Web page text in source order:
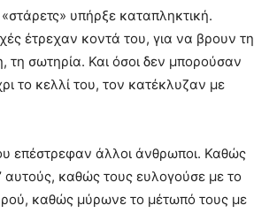
υπήρξε καταπληκτική.
έτρεχαν κοντά του, για να βρουν τη
τη σωτηρία. Και όσοι δεν μπορούσαν
το κελλί του, τον κατέκλυζαν με
επέστρεφαν άλλοι άνθρωποι. Καθώς
αυτούς, καθώς τους ευλογούσε με το
καθώς μύρωνε το μέτωπό τους με